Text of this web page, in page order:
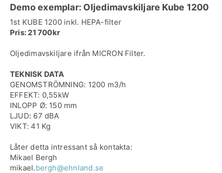
Demo exemplar: Oljedimavskiljare Kube 1200
1st KUBE 1200 inkl. HEPA-filter
Pris: 21 700kr
Oljedimavskiljare ifrån MICRON Filter.
TEKNISK DATA
GENOMSTRÖMNING: 1200 m3/h
EFFEKT: 0,55kW
INLOPP Ø: 150 mm
LJUD: 67 dBA
VIKT: 41 Kg
Låter detta intressant så kontakta:
Mikael Bergh
mikael.bergh@ehnland.se